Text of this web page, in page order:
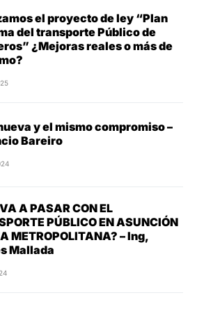
el proyecto de ley “Plan
del transporte Público de
¿Mejoras reales o más de
y el mismo compromiso –
Bareiro
A PASAR CON EL
PÚBLICO EN ASUNCIÓN
METROPOLITANA? – Ing,
Mallada